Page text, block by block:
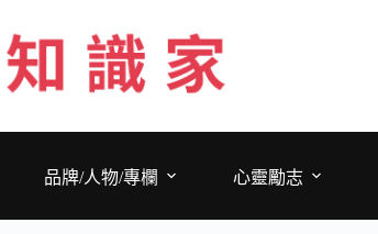
至
主
要
品牌/人物/專欄
心靈勵志